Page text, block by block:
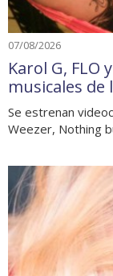
07/08/2026
Karol G, FLO
musicales de
Se estrenan
Weezer, Nothing